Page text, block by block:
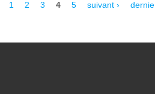
1 2 3 4 5 suivant ›